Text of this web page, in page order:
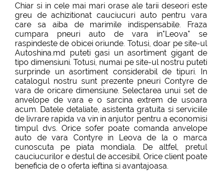
Chiar si in cele mai mari orase ale tarii deseori este
greu de achizitionat cauciucuri auto pentru vara
care sa aiba de marimile indispensabile. Fraza
cumpara pneuri auto de vara in"Leova" se
raspindeste de obicei oriunde. Totusi, doar pe site-ul
Autoshina.md puteti gasi un asortiment gigant de
tipo dimensiuni. Totusi, numai pe site-ul nostru puteti
surprinde un asortiment considerabil de tipuri. In
catalogul nostru sunt prezente pneuri Contyre de
vara de oricare dimensiune. Selectarea unui set de
anvelope de vara e o sarcina extrem de usoara
acum. Datele detaliate, asistenta gratuita si serviciile
de livrare rapida va vin in anjutor pentru a economisi
timpul dvs. Orice sofer poate comanda anvelope
auto de vara Contyre in Leova de la o marca
cunoscuta pe piata mondiala. De altfel, pretul
cauciucurilor e destul de accesibil. Orice client poate
beneficia de o oferta ieftina si avantajoasa.